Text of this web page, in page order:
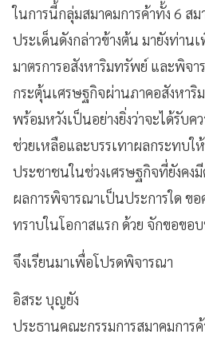
ในการนี้กลุ่มสมาคมการค้าทั้ง 6 ส
ประเด็นดังกล่าวข้างต้น มายังท่าน
มาตรการอสังหาริมทรัพย์ และพิจา
กระตุ้นเศรษฐกิจผ่านภาคอสังหาริ
พร้อมหวังเป็นอย่างยิ่งว่าจะได้รับ
ช่วยเหลือและบรรเทาผลกระทบใ
ประชาชนในช่วงเศรษฐกิจที่ยังคง
ผลการพิจารณาเป็นประการใด ข
ทราบในโอกาสแรก ด้วย จักขอขอ
จึงเรียนมาเพื่อโปรดพิจารณา
อิสระ บุญยัง
ประธานคณะกรรมการสมาคมการ